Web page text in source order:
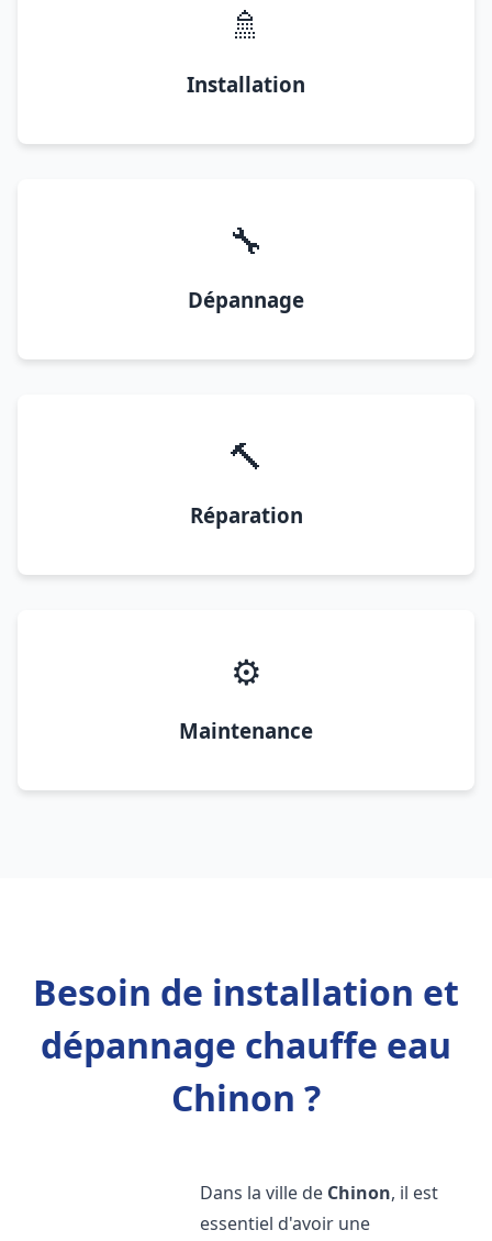
🚿
Installation
🔧
Dépannage
🔨
Réparation
⚙️
Maintenance
Besoin de installation et
dépannage chauffe eau
Chinon ?
Dans la ville de Chinon, il est
essentiel d'avoir une